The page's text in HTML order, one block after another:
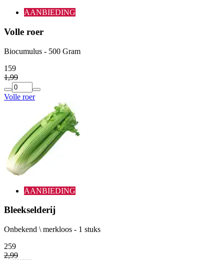
AANBIEDING
Volle roer
Biocumulus - 500 Gram
1 59
1,99
Volle roer
AANBIEDING
Bleekselderij
Onbekend \ merkloos - 1 stuks
259
2,99